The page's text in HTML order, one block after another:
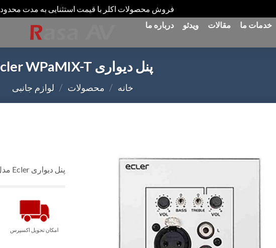
فروش محصولات اکلر با قیمت استثنایی به مدت محدود
خدمات ما مقالات ویدئو
درباره ما
پنل دیواری Ecler WPaMIX-T
خانه / محصولات / لوازم جانبی
پنل دیواری Ecler مدل WPaMIX-T
امکان تحویل اکسپرس